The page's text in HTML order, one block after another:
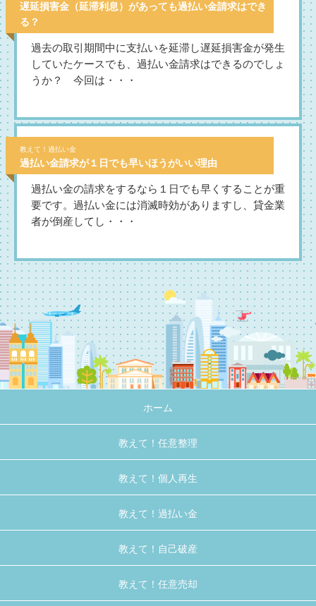
遅延損害金（延滞利息）があっても過払い金請求はでき
る？
過去の取引期間中に支払いを延滞し遅延損害金が発生
していたケースでも、過払い金請求はできるのでしょ
うか？ 今回は・・・
教えて！過払い金
過払い金請求が１日でも早いほうがいい理由
過払い金の請求をするなら１日でも早くすることが重
要です。過払い金には消滅時効がありますし、貸金業
者が倒産してし・・・
ホーム
教えて！任意整理
教えて！個人再生
教えて！過払い金
教えて！自己破産
教えて！任意売却